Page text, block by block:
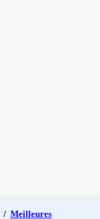
/ Meilleures